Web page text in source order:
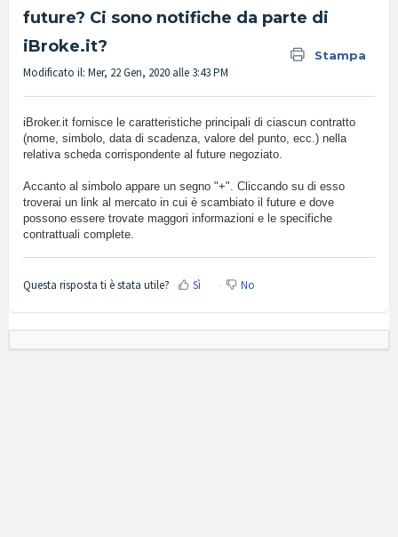
future? Ci sono notifiche da parte di
iBroke.it?
Stampa
Modificato il: Mer, 22 Gen, 2020 alle 3:43 PM
iBroker.it fornisce le caratteristiche principali di ciascun contratto
(nome, simbolo, data di scadenza, valore del punto, ecc.) nella
relativa scheda corrispondente al future negoziato.
Accanto al simbolo appare un segno "+". Cliccando su di esso
troverai un link al mercato in cui è scambiato il future e dove
possono essere trovate maggori informazioni e le specifiche
contrattuali complete.
Questa risposta ti è stata utile? Sì No